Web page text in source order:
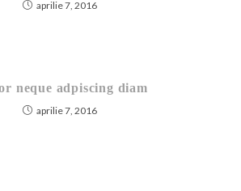
aprilie 7, 2016
neque adpiscing diam
aprilie 7, 2016